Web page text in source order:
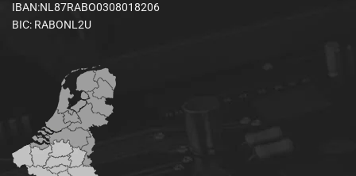
IBAN:NL87RABO0308018206
BIC: RABONL2U